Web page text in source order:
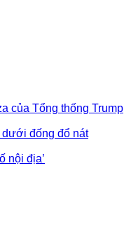
của Tổng thống Trump
đống đổ nát
nội địa’